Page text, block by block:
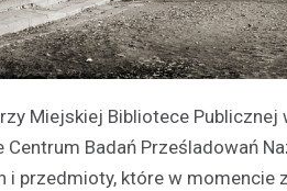
Miejskiej Bibliotece
Centrum Badań Prześladowań
i przedmioty, które w momencie